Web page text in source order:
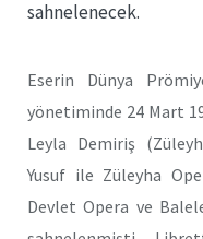
sahnelenecek.
Eserin Dünya
yönetiminde 24 Mart
Leyla Demiriş
Yusuf ile Züleyha
Devlet Opera ve